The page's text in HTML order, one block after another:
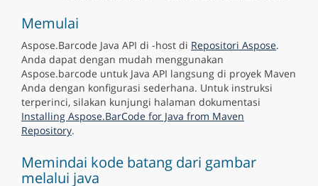
Memulai
Aspose.Barcode Java API di -host di Repositori Aspose.
Anda dapat dengan mudah menggunakan
Aspose.barcode untuk Java API langsung di proyek Maven
Anda dengan konfigurasi sederhana. Untuk instruksi
terperinci, silakan kunjungi halaman dokumentasi
Installing Aspose.BarCode for Java from Maven
Repository.
Memindai kode batang dari gambar
melalui java